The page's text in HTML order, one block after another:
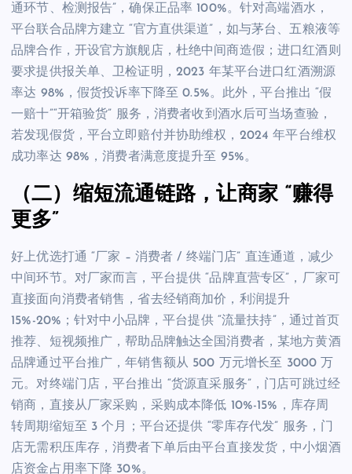
通环节、检测报告”，确保正品率 100%。针对高端酒水，
平台联合品牌方建立 “官方直供渠道”，如与茅台、五粮液等
品牌合作，开设官方旗舰店，杜绝中间商造假；进口红酒则
要求提供报关单、卫检证明，2023 年某平台进口红酒溯源
率达 98%，假货投诉率下降至 0.5%。此外，平台推出 “假
一赔十”“开箱验货” 服务，消费者收到酒水后可当场查验，
若发现假货，平台立即赔付并协助维权，2024 年平台维权
成功率达 98%，消费者满意度提升至 95%。
（二）缩短流通链路，让商家 “赚得
更多”
好上优选打通 “厂家 – 消费者 / 终端门店” 直连通道，减少
中间环节。对厂家而言，平台提供 “品牌直营专区”，厂家可
直接面向消费者销售，省去经销商加价，利润提升
15%-20%；针对中小品牌，平台提供 “流量扶持”，通过首页
推荐、短视频推广，帮助品牌触达全国消费者，某地方黄酒
品牌通过平台推广，年销售额从 500 万元增长至 3000 万
元。对终端门店，平台推出 “货源直采服务”，门店可跳过经
销商，直接从厂家采购，采购成本降低 10%-15%，库存周
转周期缩短至 3 个月；平台还提供 “零库存代发” 服务，门
店无需积压库存，消费者下单后由平台直接发货，中小烟酒
店资金占用率下降 30%。